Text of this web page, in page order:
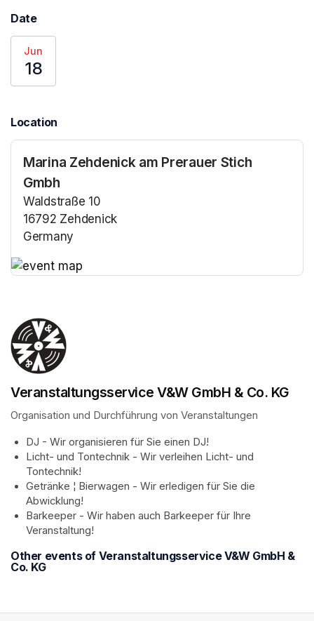
Date
Jun
18
Location
Marina Zehdenick am Prerauer Stich
Gmbh
Waldstraße 10
16792 Zehdenick
Germany
Veranstaltungsservice V&W GmbH & Co. KG
Organisation und Durchführung von Veranstaltungen
DJ - Wir organisieren für Sie einen DJ!
Licht- und Tontechnik - Wir verleihen Licht- und
Tontechnik!
Getränke ¦ Bierwagen - Wir erledigen für Sie die
Abwicklung!
Barkeeper - Wir haben auch Barkeeper für Ihre
Veranstaltung!
Other events of Veranstaltungsservice V&W GmbH &
Co. KG